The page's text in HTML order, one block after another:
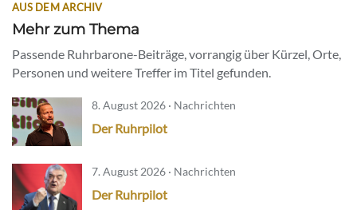
AUS DEM ARCHIV
Mehr zum Thema
Passende Ruhrbarone-Beiträge, vorrangig über Kürzel, Orte,
Personen und weitere Treffer im Titel gefunden.
8. August 2026 · Nachrichten
Der Ruhrpilot
7. August 2026 · Nachrichten
Der Ruhrpilot